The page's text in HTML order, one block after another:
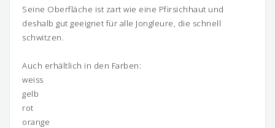
Seine Oberfläche ist zart wie eine Pfirsichhaut und
deshalb gut geeignet für alle Jongleure, die schnell
schwitzen.
Auch erhältlich in den Farben:
weiss
gelb
rot
orange